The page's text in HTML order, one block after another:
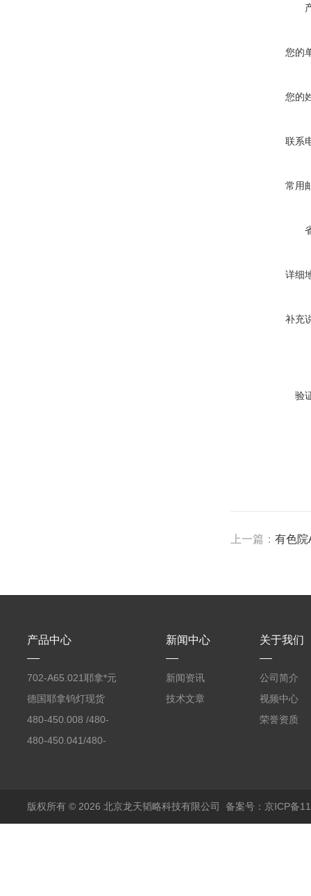
您的
您的
联系
常用
详细
补充
验
上一篇：有色
产品中心
702-A65.021耶拿*元
素分析仪反应罐
德国耶拿钨灯现货
480-450.008 /480-
450.008C耶拿镉Cd空
480-450.041/480-
包邮
新闻中心
新闻资讯
技术文章
关于我们
公司简介
视频中心
荣誉资质
版权所有 © 2026 北京龙天韬略科技有限公司 备案号：京ICP备